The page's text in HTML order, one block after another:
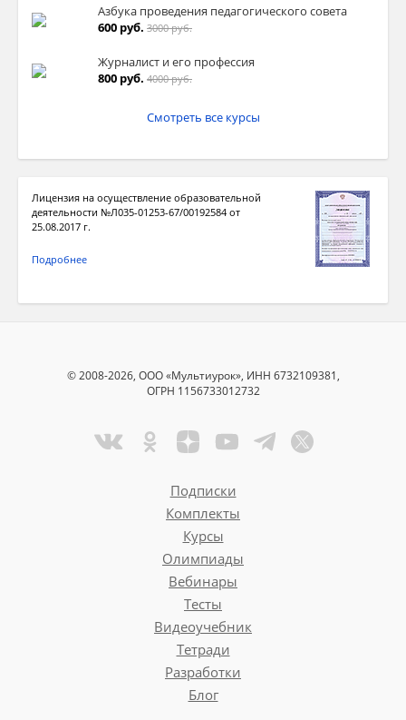
Азбука проведения педагогического совета
600 руб. 3000 руб.
Журналист и его профессия
800 руб. 4000 руб.
Смотреть все курсы
Лицензия на осуществление образовательной
деятельности №Л035-01253-67/00192584 от
25.08.2017 г.
Подробнее
© 2008-2026, ООО «Мультиурок», ИНН 6732109381,
ОГРН 1156733012732
Подписки
Комплекты
Курсы
Олимпиады
Вебинары
Тесты
Видеоучебник
Тетради
Разработки
Блог